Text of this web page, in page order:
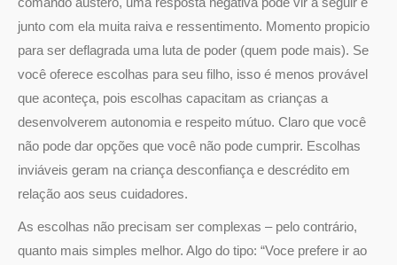
junto com ela muita raiva e ressentimento. Momento propicio
para ser deflagrada uma luta de poder (quem pode mais). Se
você oferece escolhas para seu filho, isso é menos provável
que aconteça, pois escolhas capacitam as crianças a
desenvolverem autonomia e respeito mútuo. Claro que você
não pode dar opções que você não pode cumprir. Escolhas
inviáveis geram na criança desconfiança e descrédito em
relação aos seus cuidadores.
As escolhas não precisam ser complexas – pelo contrário,
quanto mais simples melhor. Algo do tipo: “Voce prefere ir ao